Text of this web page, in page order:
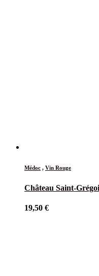
Médoc , Vin Rouge
Château Saint-
19,50 €